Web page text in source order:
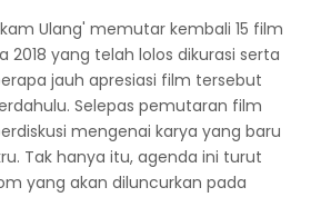
Ulang' memutar kembali 15 film
2018 yang telah lolos dikurasi serta
jauh apresiasi film tersebut
Selepas pemutaran film
mengenai karya yang baru
Tak hanya itu, agenda ini turut
yang akan diluncurkan pada